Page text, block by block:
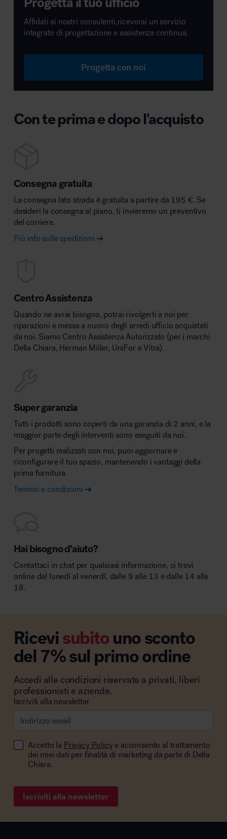
Affidati ai nostri consulenti,riceverai un servizio
integrato di progettazione e assistenza continua.
Progetta con noi
Con te prima e dopo l'acquisto
Consegna gratuita
La consegna lato strada è gratuita a partire da 195 €. Se
desideri la consegna al piano, ti invieremo un preventivo
del corriere.
Più info sulle spedizioni
Centro Assistenza
Quando ne avrai bisogno, potrai rivolgerti a noi per
riparazioni e messa a nuovo degli arredi ufficio acquistati
da noi. Siamo Centro Assistenza Autorizzato (per i marchi
Della Chiara, Herman Miller, UniFor e Vitra).
Super garanzia
Tutti i prodotti sono coperti da una garanzia di 2 anni, e la
maggior parte degli interventi sono eseguiti da noi.
Per progetti realizzati con noi, puoi aggiornare e
riconfigurare il tuo spazio, mantenendo i vantaggi della
prima fornitura.
Termini e condizioni
Hai bisogno d’aiuto?
Contattaci in chat per qualsiasi informazione, ci trovi
online dal lunedì al venerdì, dalle 9 alle 13 e dalle 14 alle
18.
Ricevisubitouno sconto
del 7% sul primo ordine
Accedi alle condizioni riservate a privati, liberi
professionisti e aziende.
Iscriviti alla newsletter
Accetto la Privacy Policy e acconsento al trattamento
dei miei dati per finalità di marketing da parte di Della
Chiara.
Iscriviti alla newsletter